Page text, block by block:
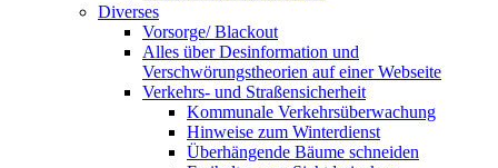
Diverses
Vorsorge/ Blackout
Alles über Desinformation und
Verschwörungstheorien auf einer Webseite
Verkehrs- und Straßensicherheit
Kommunale Verkehrsüberwachung
Hinweise zum Winterdienst
Überhängende Bäume schneiden